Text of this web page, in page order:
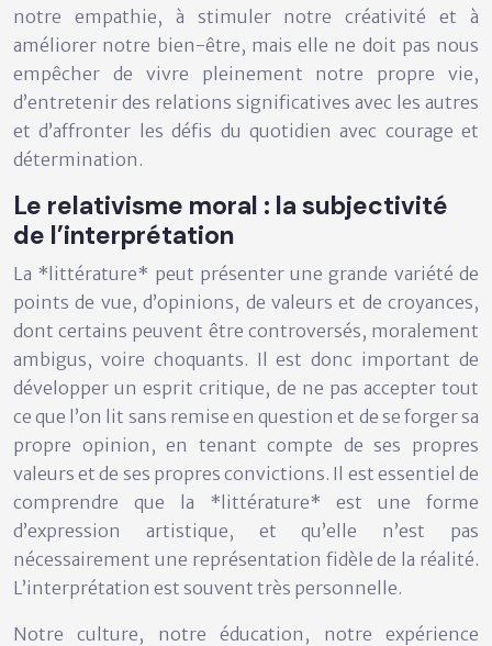
notre empathie, à stimuler notre créativité et à
améliorer notre bien-être, mais elle ne doit pas nous
empêcher de vivre pleinement notre propre vie,
d’entretenir des relations significatives avec les autres
et d’affronter les défis du quotidien avec courage et
détermination.
Le relativisme moral : la subjectivité
de l’interprétation
La *littérature* peut présenter une grande variété de
points de vue, d’opinions, de valeurs et de croyances,
dont certains peuvent être controversés, moralement
ambigus, voire choquants. Il est donc important de
développer un esprit critique, de ne pas accepter tout
ce que l’on lit sans remise en question et de se forger sa
propre opinion, en tenant compte de ses propres
valeurs et de ses propres convictions. Il est essentiel de
comprendre que la *littérature* est une forme
d’expression artistique, et qu’elle n’est pas
nécessairement une représentation fidèle de la réalité.
L’interprétation est souvent très personnelle.
Notre culture, notre éducation, notre expérience